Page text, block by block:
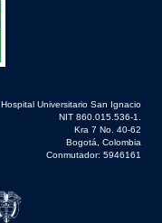
Hospital Universitario San Ignacio
NIT 860.015.536-1.
Kra 7 No. 40-62
Bogotá, Colombia
Conmutador: 5946161